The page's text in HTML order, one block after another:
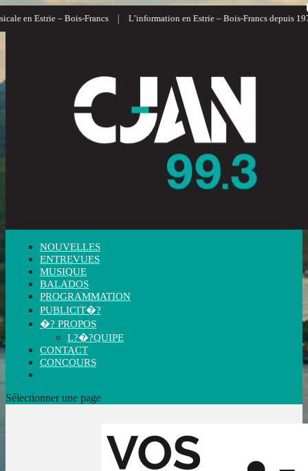
en Estrie – Bois-Francs | L’information en Estrie – Bois-Francs depuis 1972
NOUVELLES
ENTREVUES
MUSIQUE
BALADOS
PROGRAMMATION
PUBLICIT�?
�? PROPOS
L?�?QUIPE
CONTACT
CONCOURS
Sélectionner une page